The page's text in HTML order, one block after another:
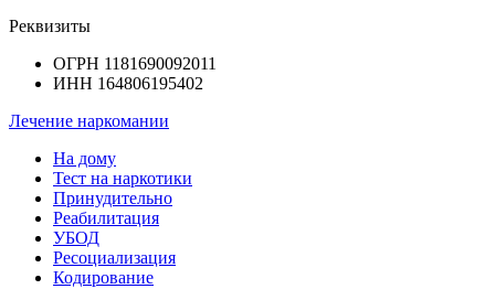
Реквизиты
ОГРН 1181690092011
ИНН 164806195402
Лечение наркомании
На дому
Тест на наркотики
Принудительно
Реабилитация
УБОД
Ресоциализация
Кодирование